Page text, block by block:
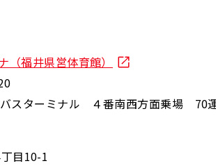
福井県営体育館）
スターミナル ４番南西方面乗場 70
目10-1